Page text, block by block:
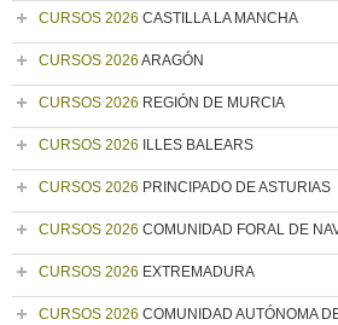
CURSOS 2026 CASTILLA LA MANCHA
CURSOS 2026 ARAGÓN
CURSOS 2026 REGIÓN DE MURCIA
CURSOS 2026 ILLES BALEARS
CURSOS 2026 PRINCIPADO DE ASTURIAS
CURSOS 2026 COMUNIDAD FORAL DE
CURSOS 2026 EXTREMADURA
CURSOS 2026 COMUNIDAD AUTÓNOMA